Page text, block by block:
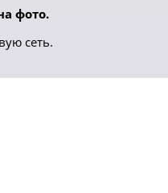
фото.
сеть.